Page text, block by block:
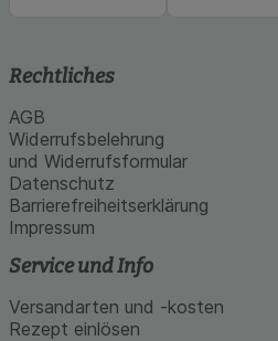
Rechtliches
AGB
Widerrufsbelehrung
und Widerrufsformular
Datenschutz
Barrierefreiheitserklärung
Impressum
Service und Info
Versandarten und -kosten
Rezept einlösen